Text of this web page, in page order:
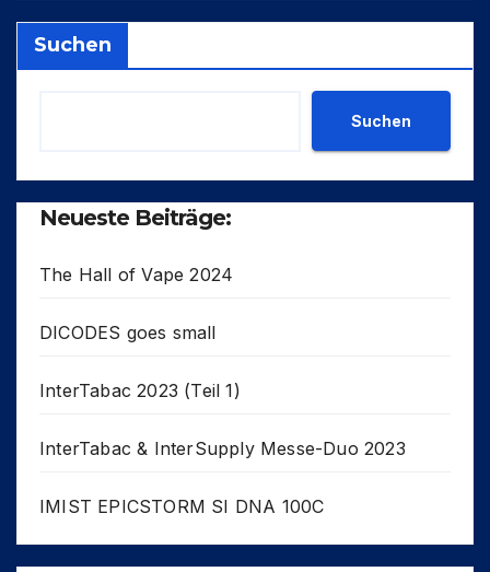
Suchen
Suchen
Neueste Beiträge:
The Hall of Vape 2024
DICODES goes small
InterTabac 2023 (Teil 1)
InterTabac & InterSupply Messe-Duo 2023
IMIST EPICSTORM SI DNA 100C